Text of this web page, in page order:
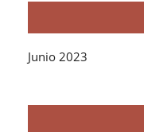
Junio 2023